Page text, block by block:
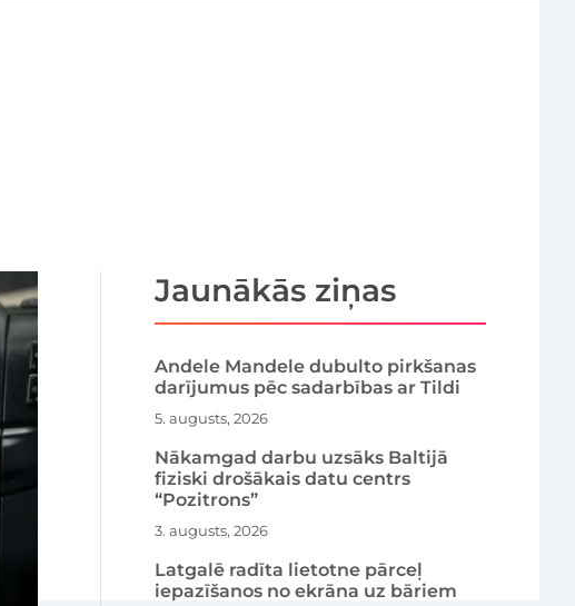
Jaunākās ziņas
Andele Mandele dubulto pirkšanas
darījumus pēc sadarbības ar Tildi
5. augusts, 2026
Nākamgad darbu uzsāks Baltijā
fiziski drošākais datu centrs
“Pozitrons”
3. augusts, 2026
Latgalē radīta lietotne pārceļ
iepazīšanos no ekrāna uz bāriem